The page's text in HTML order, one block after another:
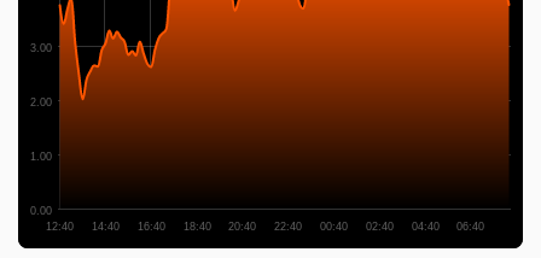
12:40 14:40 16:40 18:40 20:40 22:40 00:40 02:40 04:40 06:40
0.00
1.00
2.00
3.00